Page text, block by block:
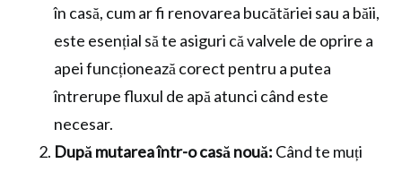
în casă, cum ar fi renovarea bucătăriei sau a băii,
este esențial să te asiguri că valvele de oprire a
apei funcționează corect pentru a putea
întrerupe fluxul de apă atunci când este
necesar.
După mutarea într-o casă nouă: Când te muți